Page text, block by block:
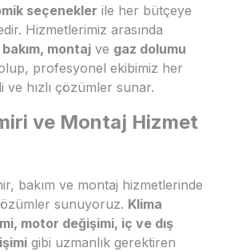
seçenekler ile her bütçeye
Hizmetlerimiz arasında
montaj ve gaz dolumu
profesyonel ekibimiz her
ve hızlı çözümler sunar.
ve Montaj Hizmet
bakım ve montaj hizmetlerinde
sunuyoruz. Klima
motor değişimi, iç ve dış
gibi uzmanlık gerektiren